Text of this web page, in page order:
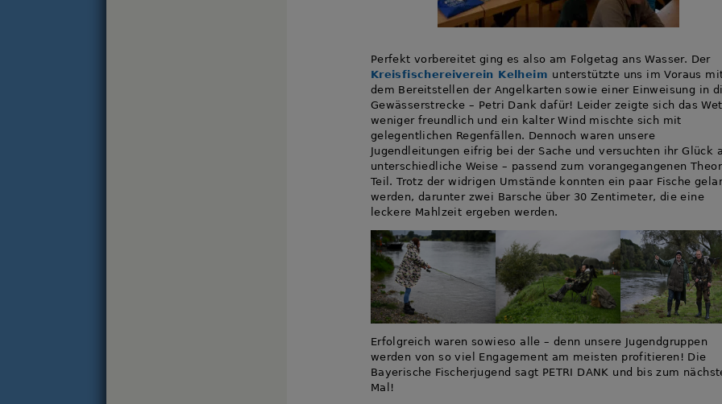
Perfekt vorbereitet ging es also am Folgetag ans Wasser. Der
Kreisfischereiverein Kelheim unterstützte uns im Voraus
dem Bereitstellen der Angelkarten sowie einer Einweisung in
Gewässerstrecke – Petri Dank dafür! Leider zeigte sich das
weniger freundlich und ein kalter Wind mischte sich mit
gelegentlichen Regenfällen. Dennoch waren unsere
Jugendleitungen eifrig bei der Sache und versuchten ihr Glück
unterschiedliche Weise – passend zum vorangegangenen
Teil. Trotz der widrigen Umstände konnten ein paar Fische
werden, darunter zwei Barsche über 30 Zentimeter, die eine
leckere Mahlzeit ergeben werden.
Erfolgreich waren sowieso alle – denn unsere Jugendgruppen
werden von so viel Engagement am meisten profitieren! Die
Bayerische Fischerjugend sagt PETRI DANK und bis zum
Mal!